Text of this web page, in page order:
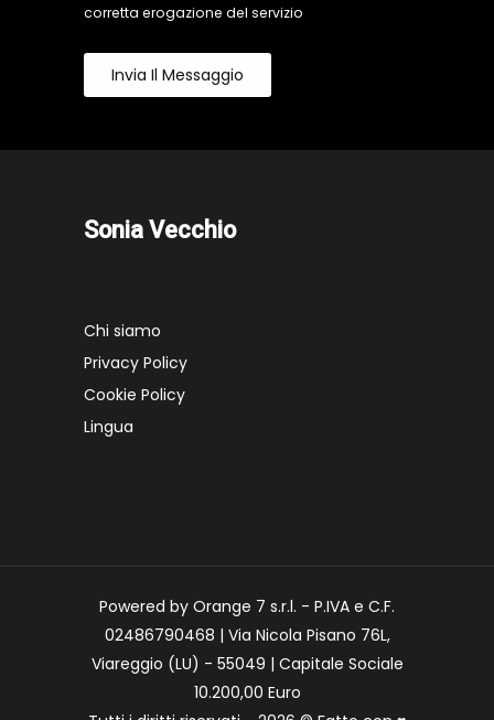
corretta erogazione del servizio
Invia Il Messaggio
Sonia Vecchio
Chi siamo
Privacy Policy
Cookie Policy
Lingua
Powered by Orange 7 s.r.l. - P.IVA e C.F.
02486790468 | Via Nicola Pisano 76L,
Viareggio (LU) - 55049 | Capitale Sociale
10.200,00 Euro